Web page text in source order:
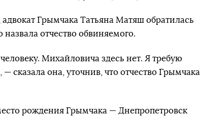
Грымчака Татьяна Матяш обратилась
назвала отчество обвиняемого.
Михайловича здесь нет. Я требую
сказала она, уточнив, что отчество Грымчака
рождения Грымчака — Днепропетровск